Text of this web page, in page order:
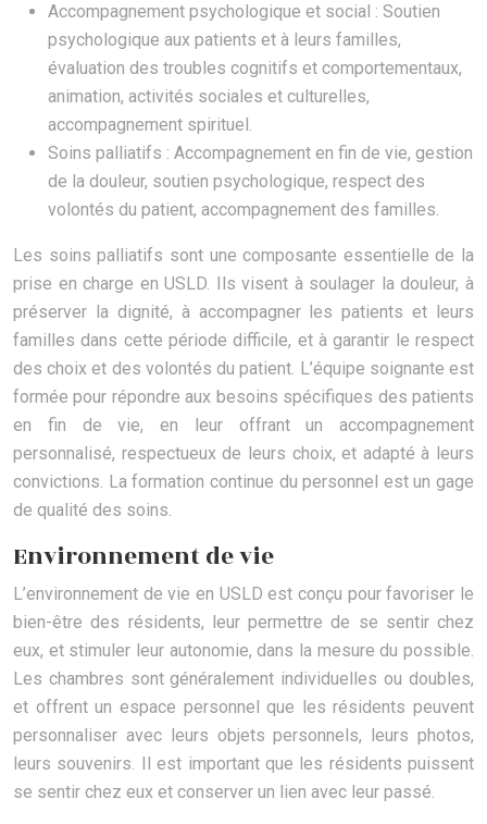
Accompagnement psychologique et social : Soutien
psychologique aux patients et à leurs familles,
évaluation des troubles cognitifs et comportementaux,
animation, activités sociales et culturelles,
accompagnement spirituel.
Soins palliatifs : Accompagnement en fin de vie, gestion
de la douleur, soutien psychologique, respect des
volontés du patient, accompagnement des familles.
Les soins palliatifs sont une composante essentielle de la
prise en charge en USLD. Ils visent à soulager la douleur, à
préserver la dignité, à accompagner les patients et leurs
familles dans cette période difficile, et à garantir le respect
des choix et des volontés du patient. L’équipe soignante est
formée pour répondre aux besoins spécifiques des patients
en fin de vie, en leur offrant un accompagnement
personnalisé, respectueux de leurs choix, et adapté à leurs
convictions. La formation continue du personnel est un gage
de qualité des soins.
Environnement de vie
L’environnement de vie en USLD est conçu pour favoriser le
bien-être des résidents, leur permettre de se sentir chez
eux, et stimuler leur autonomie, dans la mesure du possible.
Les chambres sont généralement individuelles ou doubles,
et offrent un espace personnel que les résidents peuvent
personnaliser avec leurs objets personnels, leurs photos,
leurs souvenirs. Il est important que les résidents puissent
se sentir chez eux et conserver un lien avec leur passé.